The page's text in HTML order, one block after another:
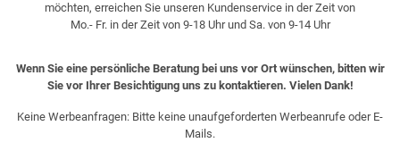
möchten, erreichen Sie unseren Kundenservice in der Zeit von
Mo.- Fr. in der Zeit von 9-18 Uhr und Sa. von 9-14 Uhr
Wenn Sie eine persönliche Beratung bei uns vor Ort wünschen, bitten wir
Sie vor Ihrer Besichtigung uns zu kontaktieren. Vielen Dank!
Keine Werbeanfragen: Bitte keine unaufgeforderten Werbeanrufe oder E-
Mails.